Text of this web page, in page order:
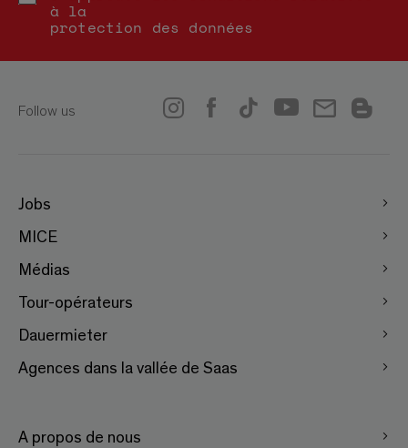
à la
protection des données
Follow us
Jobs
MICE
Médias
Tour-opérateurs
Dauermieter
Agences dans la vallée de Saas
A propos de nous